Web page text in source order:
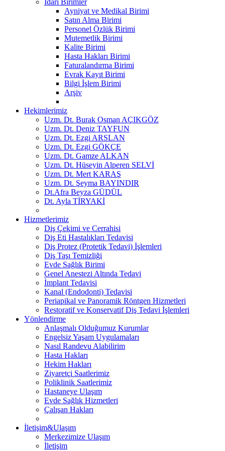
Ayniyat ve Medikal Birimi
Satın Alma Birimi
Personel Özlük Birimi
Mutemetlik Birimi
Kalite Birimi
Hasta Hakları Birimi
Faturalandırma Birimi
Evrak Kayıt Birimi
Bilgi İşlem Birimi
Arşiv
Hekimlerimiz
Uzm. Dt. Burak Osman AÇIKGÖZ
Uzm. Dt. Deniz TAYFUN
Uzm. Dt. Ezgi ARSLAN
Uzm. Dt. Ezgi GÖKÇE
Uzm. Dt. Gamze ALKAN
Uzm. Dt. Hüseyin Alperen SELVİ
Uzm. Dt. Mert KARAŞ
Uzm. Dt. Şeyma BAYINDIR
Dt.Afra Beyza GÜDÜL
Dt. Ayla TİRYAKİ
Hizmetlerimiz
Diş Çekimi ve Cerrahisi
Diş Eti Hastalıkları Tedavisi
Diş Protez (Protetik Tedavi) İşlemleri
Diş Taşı Temizliği
Evde Sağlık Birimi
Genel Anestezi Altında Tedavi
İmplant Tedavisi
Kanal (Endodonti) Tedavisi
Periapikal ve Panoramik Röntgen Hizmetleri
Restoratif ve Konservatif Diş Tedavi İşlemleri
Yönlendirme
Anlaşmalı Olduğumuz Kurumlar
Engelsiz Yaşam Uygulamaları
Nasıl Randevu Alabilirim
Hasta Hakları
Hekim Hakları
Ziyaretçi Saatlerimiz
Poliklinik Saatlerimiz
Hastaneye Ulaşım
Evde Sağlık Hizmetleri
Çalışan Hakları
İletişim&Ulaşım
Merkezimize Ulaşım
İletişim